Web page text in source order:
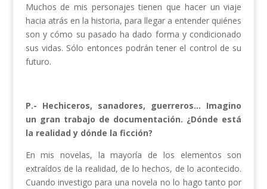
Muchos de mis personajes tienen que hacer un viaje
hacia atrás en la historia, para llegar a entender quiénes
son y cómo su pasado ha dado forma y condicionado
sus vidas. Sólo entonces podrán tener el control de su
futuro.
P.- Hechiceros, sanadores, guerreros… Imagino
un gran trabajo de documentación. ¿Dónde está
la realidad y dónde la ficción?
En mis novelas, la mayoría de los elementos son
extraídos de la realidad, de lo hechos, de lo acontecido.
Cuando investigo para una novela no lo hago tanto por